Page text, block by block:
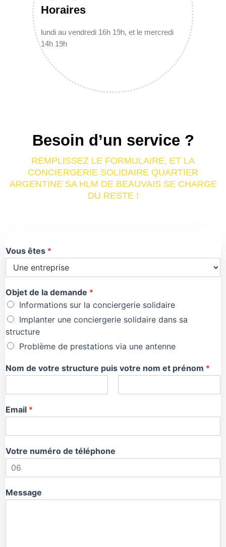
Horaires
lundi au vendredi 16h 19h, et le mercredi
14h 19h
Besoin d’un service ?
REMPLISSEZ LE FORMULAIRE, ET LA
CONCIERGERIE SOLIDAIRE QUARTIER
ARGENTINE SA HLM DE BEAUVAIS SE CHARGE
DU RESTE !
Vous êtes *
Objet de la demande *
Informations sur la conciergerie solidaire
Implanter une conciergerie solidaire dans sa
structure
Problème de prestations via une antenne
Nom de votre structure puis votre nom et prénom *
Email *
Votre numéro de téléphone
Message